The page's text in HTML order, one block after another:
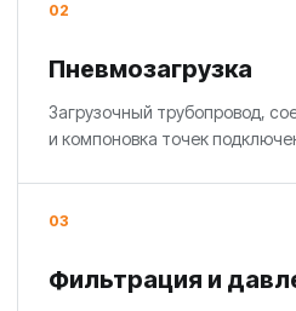
02
Пневмозагрузка
Загрузочный трубопровод,
и компоновка точек
03
Фильтрация и